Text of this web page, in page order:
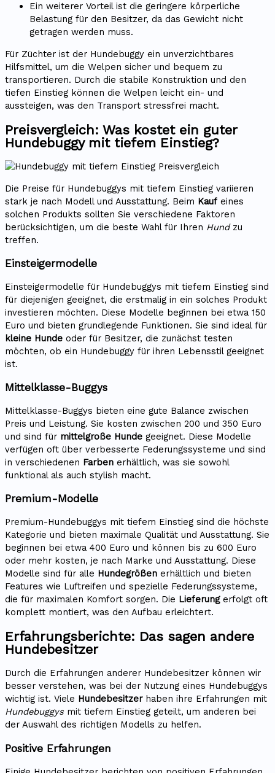
Ein weiterer Vorteil ist die geringere körperliche
Belastung für den Besitzer, da das Gewicht nicht
getragen werden muss.
Für Züchter ist der Hundebuggy ein unverzichtbares
Hilfsmittel, um die Welpen sicher und bequem zu
transportieren. Durch die stabile Konstruktion und den
tiefen Einstieg können die Welpen leicht ein- und
aussteigen, was den Transport stressfrei macht.
Preisvergleich: Was kostet ein guter
Hundebuggy mit tiefem Einstieg?
Die Preise für Hundebuggys mit tiefem Einstieg variieren
stark je nach Modell und Ausstattung. Beim Kauf eines
solchen Produkts sollten Sie verschiedene Faktoren
berücksichtigen, um die beste Wahl für Ihren Hundzu
treffen.
Einsteigermodelle
Einsteigermodelle für Hundebuggys mit tiefem Einstieg sind
für diejenigen geeignet, die erstmalig in ein solches Produkt
investieren möchten. Diese Modelle beginnen bei etwa 150
Euro und bieten grundlegende Funktionen. Sie sind ideal für
kleine Hunde oder für Besitzer, die zunächst testen
möchten, ob ein Hundebuggy für ihren Lebensstil geeignet
ist.
Mittelklasse-Buggys
Mittelklasse-Buggys bieten eine gute Balance zwischen
Preis und Leistung. Sie kosten zwischen 200 und 350 Euro
und sind für mittelgroße Hunde geeignet. Diese Modelle
verfügen oft über verbesserte Federungssysteme und sind
in verschiedenen Farben erhältlich, was sie sowohl
funktional als auch stylish macht.
Premium-Modelle
Premium-Hundebuggys mit tiefem Einstieg sind die höchste
Kategorie und bieten maximale Qualität und Ausstattung. Sie
beginnen bei etwa 400 Euro und können bis zu 600 Euro
oder mehr kosten, je nach Marke und Ausstattung. Diese
Modelle sind für alle Hundegrößen erhältlich und bieten
Features wie Luftreifen und spezielle Federungssysteme,
die für maximalen Komfort sorgen. Die Lieferungerfolgt oft
komplett montiert, was den Aufbau erleichtert.
Erfahrungsberichte: Das sagen andere
Hundebesitzer
Durch die Erfahrungen anderer Hundebesitzer können wir
besser verstehen, was bei der Nutzung eines Hundebuggys
wichtig ist. Viele Hundebesitzerhaben ihre Erfahrungen mit
Hundebuggys mit tiefem Einstieg geteilt, um anderen bei
der Auswahl des richtigen Modells zu helfen.
Positive Erfahrungen